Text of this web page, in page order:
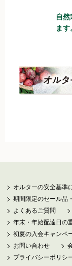
ご利用ガイ
取扱いアイテ
カートについ
よくあるご質
自
ます
オルターの安全基準
期間限定のセール品
よくあるご質問
年末・年始配達日の
初夏の入会キャンペ
お問い合わせ
プライバシーポリシ